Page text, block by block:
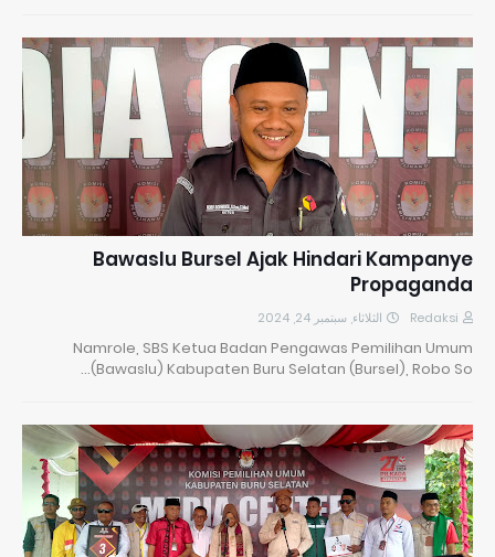
Bawaslu Bursel Ajak Hindari Kampanye
Propaganda
Redaksi الثلاثاء, سبتمبر 24, 2024
Namrole, SBS Ketua Badan Pengawas Pemilihan Umum
(Bawaslu) Kabupaten Buru Selatan (Bursel), Robo So…